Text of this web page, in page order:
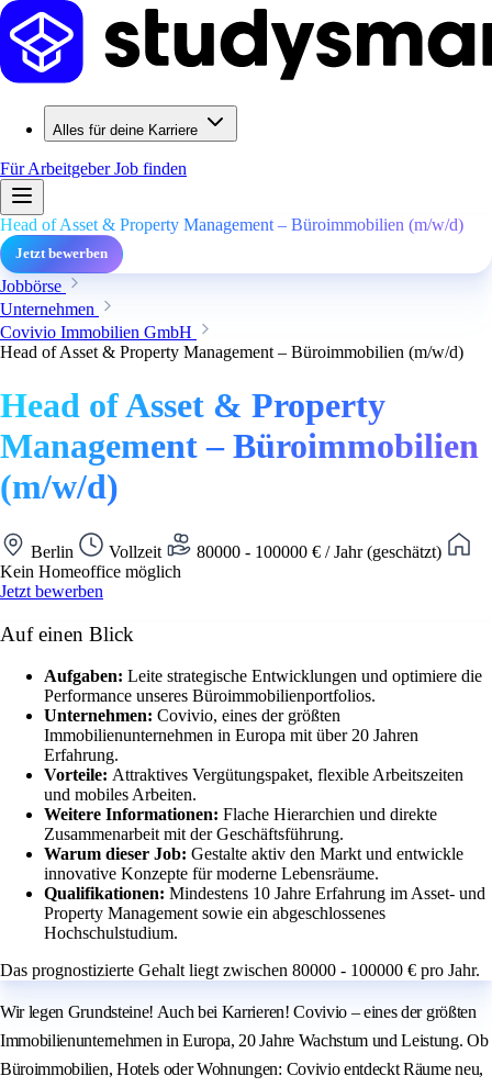
Alles für deine Karriere
Für ArbeitgeberJob finden
Head of Asset & Property Management – Büroimmobilien (m/w/d)
Jetzt bewerben
Jobbörse
Unternehmen
Covivio Immobilien GmbH
Head of Asset & Property Management – Büroimmobilien (m/w/d)
Head of Asset & Property
Management – Büroimmobilien
(m/w/d)
Berlin Vollzeit
80000 - 100000 € / Jahr (geschätzt)
Kein Homeoffice möglich
Jetzt bewerben
Auf einen Blick
Aufgaben: Leite strategische Entwicklungen und optimiere die
Performance unseres Büroimmobilienportfolios.
Unternehmen: Covivio, eines der größten
Immobilienunternehmen in Europa mit über 20 Jahren
Erfahrung.
Vorteile: Attraktives Vergütungspaket, flexible Arbeitszeiten
und mobiles Arbeiten.
Weitere Informationen: Flache Hierarchien und direkte
Zusammenarbeit mit der Geschäftsführung.
Warum dieser Job: Gestalte aktiv den Markt und entwickle
innovative Konzepte für moderne Lebensräume.
Qualifikationen: Mindestens 10 Jahre Erfahrung im Asset- und
Property Management sowie ein abgeschlossenes
Hochschulstudium.
Das prognostizierte Gehalt liegt zwischen 80000 - 100000 € pro Jahr.
Wir legen Grundsteine! Auch bei Karrieren! Covivio – eines der größten
Immobilienunternehmen in Europa, 20 Jahre Wachstum und Leistung. Ob
Büroimmobilien, Hotels oder Wohnungen: Covivio entdeckt Räume neu,